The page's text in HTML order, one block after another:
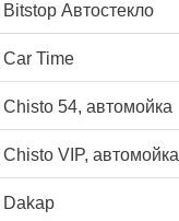
Bitstop Автостекло
Car Time
Chisto 54, автомойка
Chisto VIP, автомойка
Dakap